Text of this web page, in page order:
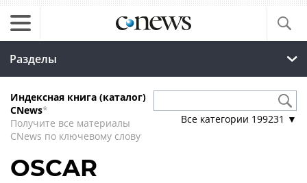
Разделы
Индексная книга (каталог)
CNews*
Получите все материалы
CNews по ключевому слову
Все категории 199231 ▼
OSCAR